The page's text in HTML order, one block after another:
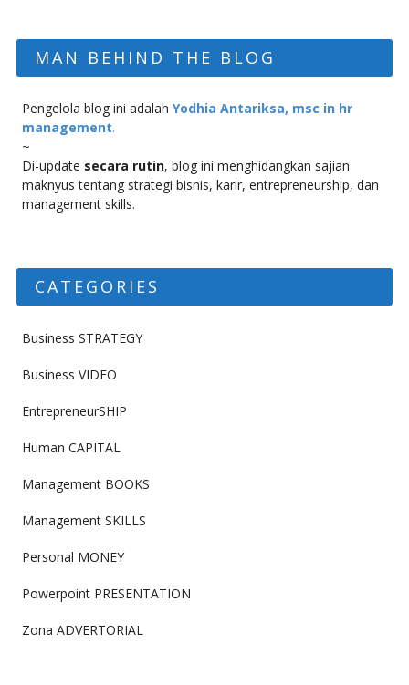
MAN BEHIND THE BLOG
Pengelola blog ini adalah Yodhia Antariksa, msc in hr
management.
~
Di-update secara rutin, blog ini menghidangkan sajian
maknyus tentang strategi bisnis, karir, entrepreneurship, dan
management skills.
CATEGORIES
Business STRATEGY
Business VIDEO
EntrepreneurSHIP
Human CAPITAL
Management BOOKS
Management SKILLS
Personal MONEY
Powerpoint PRESENTATION
Zona ADVERTORIAL